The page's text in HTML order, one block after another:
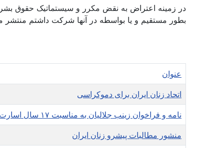
در زمینه اعتراض به نقض مکرر و سیستماتیک حقوق
بطور مستقیم و یا بواسطه در آنها شرکت داشتم منتشر
عنوان
اتحاد زنان ایران برای دموکراسی
نامه و فراخوان زینب جلالیان به مناسبت ۱۷ سال اسارت در زندانهای دژخیمان اسلامی
منشور مطالبات پیشرو زنان ایران